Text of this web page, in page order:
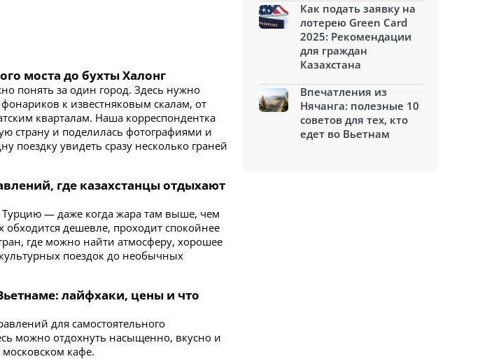
моста до бухты Халонг
понять за один город. Здесь нужно
к известняковым скалам, от
кварталам. Наша корреспондентка
страну и поделилась фотографиями и
поездку увидеть сразу несколько граней
где казахстанцы отдыхают
Турцию — даже когда жара там выше, чем
дешевле, проходит спокойнее
где можно найти атмосферу, хорошее
поездок до необычных
лайфхаки, цены и что
для самостоятельного
можно отдохнуть насыщенно, вкусно и
кафе.
Как подать заявку на
лотерею Green Card
2025: Рекомендации
для граждан
Казахстана
Впечатления из
Нячанга: полезные 10
советов для тех, кто
едет во Вьетнам